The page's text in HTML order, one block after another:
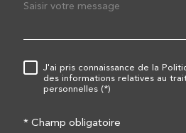
J'ai pris connaissance de la
des informations relatives au
personnelles (*)
* Champ obligatoire